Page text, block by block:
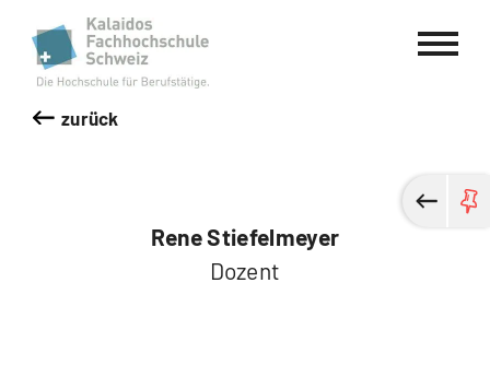
Kalaidos Fachhochschule Schweiz
zurück
Rene Stiefelmeyer
Dozent